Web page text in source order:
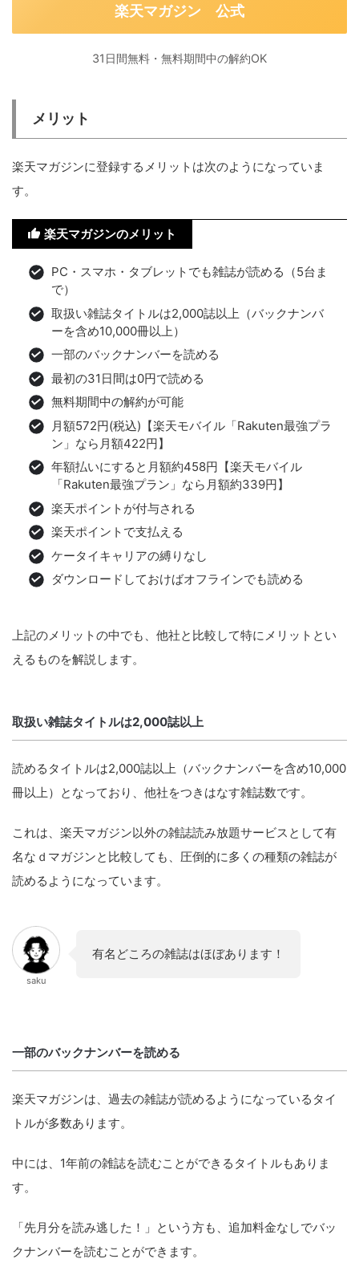
楽天マガジン 公式
31日間無料・無料期間中の解約OK
メリット
楽天マガジンに登録するメリットは次のようになっていま
す。
楽天マガジンのメリット
PC・スマホ・タブレットでも雑誌が読める（5台ま
で）
取扱い雑誌タイトルは2,000誌以上（バックナンバ
ーを含め10,000冊以上）
一部のバックナンバーを読める
最初の31日間は0円で読める
無料期間中の解約が可能
月額572円(税込)【楽天モバイル「Rakuten最強プラ
ン」なら月額422円】
年額払いにすると月額約458円【楽天モバイル
「Rakuten最強プラン」なら月額約339円】
楽天ポイントが付与される
楽天ポイントで支払える
ケータイキャリアの縛りなし
ダウンロードしておけばオフラインでも読める
上記のメリットの中でも、他社と比較して特にメリットとい
えるものを解説します。
取扱い雑誌タイトルは2,000誌以上
読めるタイトルは2,000誌以上（バックナンバーを含め10,000
冊以上）となっており、他社をつきはなす雑誌数です。
これは、楽天マガジン以外の雑誌読み放題サービスとして有
名なｄマガジンと比較しても、圧倒的に多くの種類の雑誌が
読めるようになっています。
saku
有名どころの雑誌はほぼあります！
一部のバックナンバーを読める
楽天マガジンは、過去の雑誌が読めるようになっているタイ
トルが多数あります。
中には、1年前の雑誌を読むことができるタイトルもありま
す。
「先月分を読み逃した！」という方も、追加料金なしでバッ
クナンバーを読むことができます。